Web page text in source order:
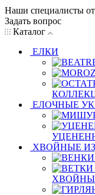
Наши специалисты
Задать вопрос
Каталог
ЕЛКИ
ЕЛОЧНЫЕ
ХВОЙНЫЕ
ХВОЙНЫЕ